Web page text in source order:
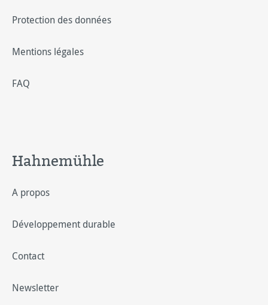
Protection des données
Mentions légales
FAQ
Hahnemühle
A propos
Développement durable
Contact
Newsletter